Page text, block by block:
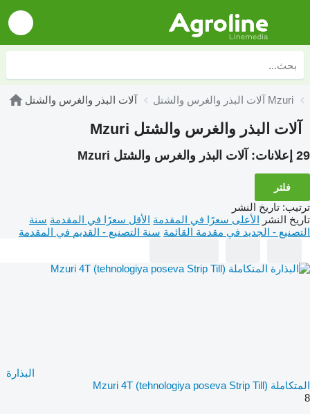
آلات البذر والغرس والشتل آلات البذر والغرس والشتل Mzuri
آلات البذر والغرس والشتل Mzuri
29 إعلانات: آلات البذر والغرس والشتل Mzuri
فلتر
ترتيب: تاريخ النشر
تاريخ النشر الأعلى سعرًا في المقدمة الأقل سعرًا في المقدمة سنة
التصنيع - الجديد في مقدمة القائمة سنة التصنيع - القديم في المقدمة
البذارة
المتكاملة Mzuri 4T (tehnologiya poseva Strip Till)
8